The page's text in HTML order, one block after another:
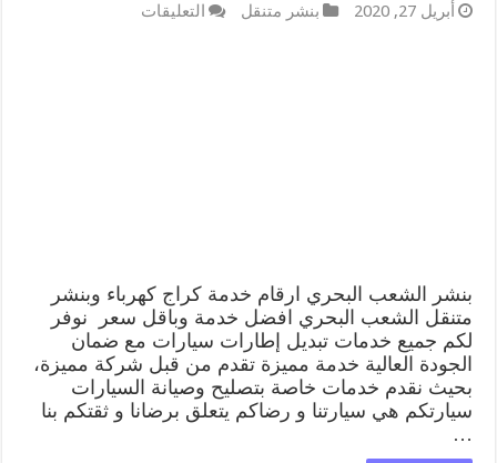
أبريل 27, 2020 بنشر متنقل التعليقات
بنشر الشعب البحري ارقام خدمة كراج كهرباء وبنشر
متنقل الشعب البحري افضل خدمة وباقل سعر نوفر
لكم جميع خدمات تبديل إطارات سيارات مع ضمان
الجودة العالية خدمة مميزة تقدم من قبل شركة مميزة،
بحيث نقدم خدمات خاصة بتصليح وصيانة السيارات
سيارتكم هي سيارتنا و رضاكم يتعلق برضانا و ثقتكم بنا
…